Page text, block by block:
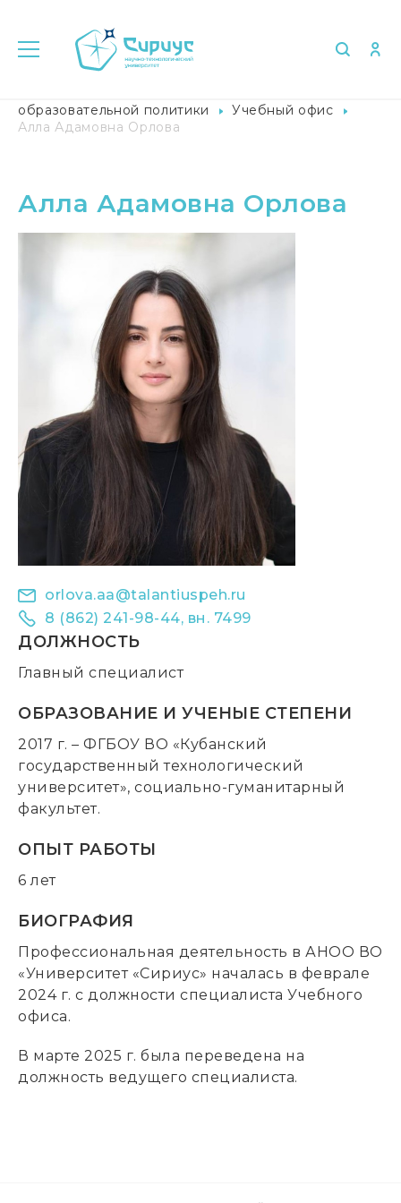
образовательной политики
Учебный офис
Алла Адамовна Орлова
Алла Адамовна Орлова
orlova.aa@talantiuspeh.ru
8 (862) 241-98-44, вн. 7499
ДОЛЖНОСТЬ
Главный специалист
ОБРАЗОВАНИЕ И УЧЕНЫЕ СТЕПЕНИ
2017 г. – ФГБОУ ВО «Кубанский
государственный технологический
университет», социально-гуманитарный
факультет.
ОПЫТ РАБОТЫ
6 лет
БИОГРАФИЯ
Профессиональная деятельность в АНОО ВО
«Университет «Сириус» началась в феврале
2024 г. с должности специалиста Учебного
офиса.
В марте 2025 г. была переведена на
должность ведущего специалиста.